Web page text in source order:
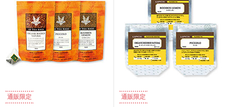
通販限定 通販限定